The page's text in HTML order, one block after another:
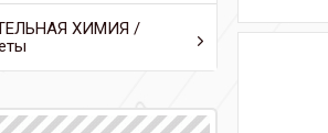
ХИМИЯ /